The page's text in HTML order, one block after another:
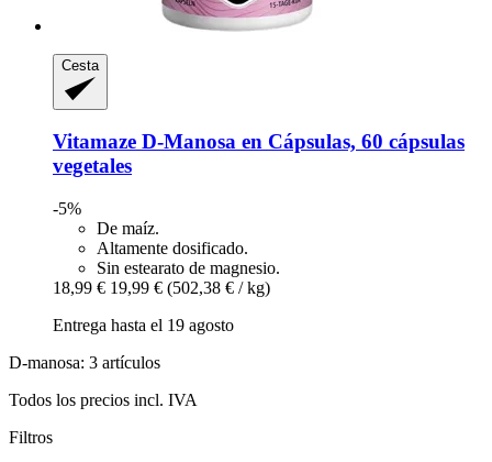
Cesta
Vitamaze D-​Manosa en Cápsulas, 60 cápsulas
vegetales
-5%
De maíz.
Altamente dosificado.
Sin estearato de magnesio.
18,99 € 19,99 € (502,38 € / kg)
Entrega hasta el 19 agosto
D-manosa: 3 artículos
Todos los precios incl. IVA
Filtros